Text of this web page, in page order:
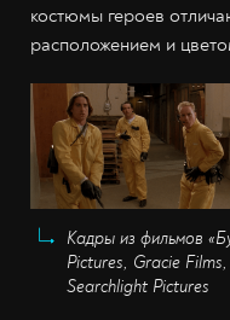
костюмы героев
расположением и
Кадры из фильмов
Pictures, Gracie
Searchlight Pictures